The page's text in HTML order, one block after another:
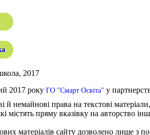
2017
2017 року ГО "Смарт Освіта" у
й немайнові права на текстові
містять пряму вказівку на авторство
матеріалів сайту дозволено лише з